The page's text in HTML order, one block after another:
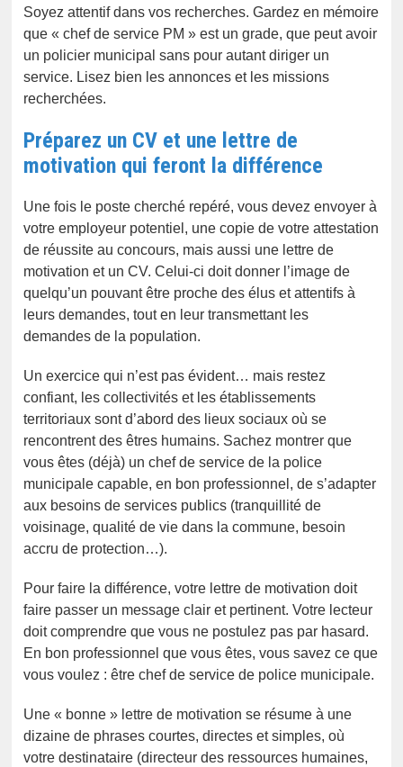
Soyez attentif dans vos recherches. Gardez en mémoire
que « chef de service PM » est un grade, que peut avoir
un policier municipal sans pour autant diriger un
service. Lisez bien les annonces et les missions
recherchées.
Préparez un CV et une lettre de
motivation qui feront la différence
Une fois le poste cherché repéré, vous devez envoyer à
votre employeur potentiel, une copie de votre attestation
de réussite au concours, mais aussi une lettre de
motivation et un CV. Celui-ci doit donner l’image de
quelqu’un pouvant être proche des élus et attentifs à
leurs demandes, tout en leur transmettant les
demandes de la population.
Un exercice qui n’est pas évident… mais restez
confiant, les collectivités et les établissements
territoriaux sont d’abord des lieux sociaux où se
rencontrent des êtres humains. Sachez montrer que
vous êtes (déjà) un chef de service de la police
municipale capable, en bon professionnel, de s’adapter
aux besoins de services publics (tranquillité de
voisinage, qualité de vie dans la commune, besoin
accru de protection…).
Pour faire la différence, votre lettre de motivation doit
faire passer un message clair et pertinent. Votre lecteur
doit comprendre que vous ne postulez pas par hasard.
En bon professionnel que vous êtes, vous savez ce que
vous voulez : être chef de service de police municipale.
Une « bonne » lettre de motivation se résume à une
dizaine de phrases courtes, directes et simples, où
votre destinataire (directeur des ressources humaines,